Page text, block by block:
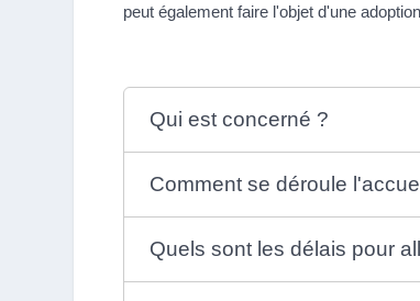
peut également faire l'objet d'une
Qui est concerné ?
Comment se déroule
Quels sont les délais pour